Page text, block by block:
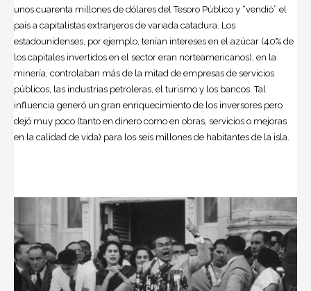
unos cuarenta millones de dólares del Tesoro Público y “vendió” el
país a capitalistas extranjeros de variada catadura. Los
estadounidenses, por ejemplo, tenían intereses en el azúcar (40% de
los capitales invertidos en el sector eran norteamericanos), en la
minería, controlaban más de la mitad de empresas de servicios
públicos, las industrias petroleras, el turismo y los bancos. Tal
influencia generó un gran enriquecimiento de los inversores pero
dejó muy poco (tanto en dinero como en obras, servicios o mejoras
en la calidad de vida) para los seis millones de habitantes de la isla.